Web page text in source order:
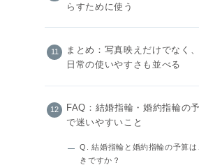
らすために使う
まとめ：写真映えだけでなく
日常の使いやすさも並べる
FAQ：結婚指輪・婚約指輪の
で迷いやすいこと
Q. 結婚指輪と婚約指輪の予算
きですか？